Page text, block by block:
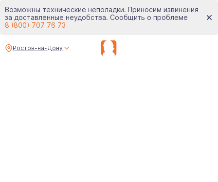
Возможны технические неполадки. Приносим извинения
за доставленные неудобства. Сообщить о проблеме
8 (800) 707 76 73
Ростов-на-Дону